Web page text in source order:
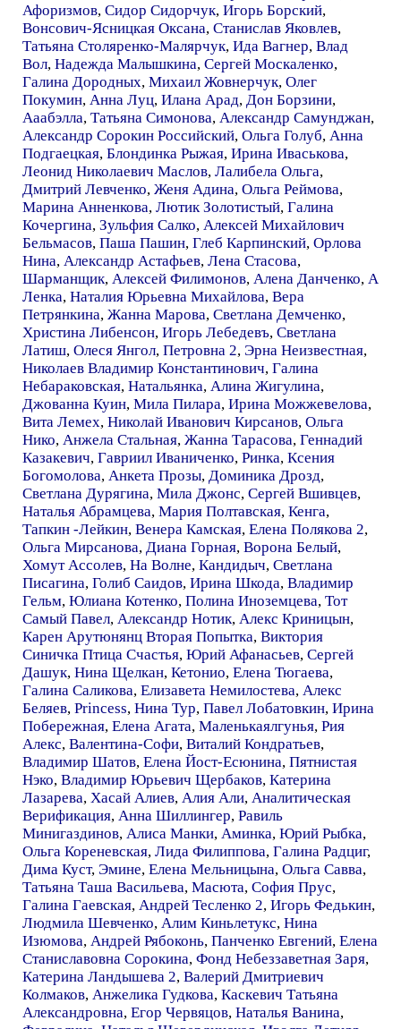
Афоризмов, Сидор Сидорчук, Игорь Борский,
Вонсович-Ясницкая Оксана, Станислав Яковлев,
Татьяна Столяренко-Малярчук, Ида Вагнер, Влад
Вол, Надежда Малышкина, Сергей Москаленко,
Галина Дородных, Михаил Жовнерчук, Олег
Покумин, Анна Луц, Илана Арад, Дон Борзини,
Ааабэлла, Татьяна Симонова, Александр Самунджан,
Александр Сорокин Российский, Ольга Голуб, Анна
Подгаецкая, Блондинка Рыжая, Ирина Иваськова,
Леонид Николаевич Маслов, Лалибела Ольга,
Дмитрий Левченко, Женя Адина, Ольга Реймова,
Марина Анненкова, Лютик Золотистый, Галина
Кочергина, Зульфия Салко, Алексей Михайлович
Бельмасов, Паша Пашин, Глеб Карпинский, Орлова
Нина, Александр Астафьев, Лена Стасова,
Шарманщик, Алексей Филимонов, Алена Данченко, А
Ленка, Наталия Юрьевна Михайлова, Вера
Петрянкина, Жанна Марова, Светлана Демченко,
Христина Либенсон, Игорь Лебедевъ, Светлана
Латиш, Олеся Янгол, Петровна 2, Эрна Неизвестная,
Николаев Владимир Константинович, Галина
Небараковская, Натальянка, Алина Жигулина,
Джованна Куин, Мила Пилара, Ирина Можжевелова,
Вита Лемех, Николай Иванович Кирсанов, Ольга
Нико, Анжела Стальная, Жанна Тарасова, Геннадий
Казакевич, Гавриил Иваниченко, Ринка, Ксения
Богомолова, Анкета Прозы, Доминика Дрозд,
Светлана Дурягина, Мила Джонс, Сергей Вшивцев,
Наталья Абрамцева, Мария Полтавская, Кенга,
Тапкин -Лейкин, Венера Камская, Елена Полякова 2,
Ольга Мирсанова, Диана Горная, Ворона Белый,
Хомут Ассолев, На Волне, Кандидыч, Светлана
Писагина, Голиб Саидов, Ирина Шкода, Владимир
Гельм, Юлиана Котенко, Полина Иноземцева, Тот
Самый Павел, Александр Нотик, Алекс Криницын,
Карен Арутюнянц Вторая Попытка, Виктория
Синичка Птица Счастья, Юрий Афанасьев, Сергей
Дашук, Нина Щелкан, Кетонио, Елена Тюгаева,
Галина Саликова, Елизавета Немилостева, Алекс
Беляев, Рrincess, Нина Тур, Павел Лобатовкин, Ирина
Побережная, Елена Агата, Маленькаялгунья, Рия
Алекс, Валентина-Софи, Виталий Кондратьев,
Владимир Шатов, Елена Йост-Есюнина, Пятнистая
Нэко, Владимир Юрьевич Щербаков, Катерина
Лазарева, Хасай Алиев, Алия Али, Аналитическая
Верификация, Анна Шиллингер, Равиль
Минигаздинов, Алиса Манки, Аминка, Юрий Рыбка,
Ольга Кореневская, Лида Филиппова, Галина Радциг,
Дима Куст, Эмине, Елена Мельницына, Ольга Савва,
Татьяна Таша Васильева, Масюта, София Прус,
Галина Гаевская, Андрей Тесленко 2, Игорь Федькин,
Людмила Шевченко, Алим Киньлетукс, Нина
Изюмова, Андрей Рябоконь, Панченко Евгений, Елена
Станиславовна Сорокина, Фонд Небеззаветная Заря,
Катерина Ландышева 2, Валерий Дмитриевич
Колмаков, Анжелика Гудкова, Каскевич Татьяна
Александровна, Егор Червяцов, Наталья Ванина,